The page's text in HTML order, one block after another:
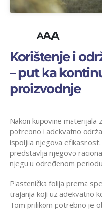
AAA
Korištenje i
– put ka
proizvodnje
Nakon kupovine materijala
potrebno i adekvatno
ispoljila njegova
predstavlja njegovo
njegu u određenom
Plastenička folija prema
trajanja koji uz adekvatno
Tom prilikom potrebno je